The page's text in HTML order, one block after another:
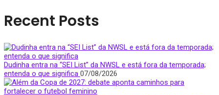
Recent Posts
Dudinha entra na “SEI List” da NWSL e está fora da temporada;
entenda o que significa 07/08/2026